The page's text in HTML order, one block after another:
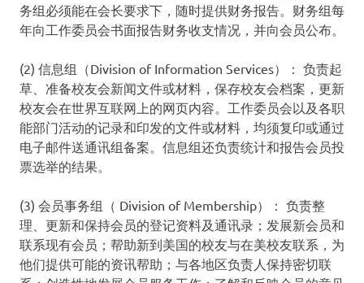
务组必须能在会长要求下，随时提供财务报告。财务组每
年向工作委员会书面报告财务收支情况，并向会员公布。
(2) 信息组（Division of Information Services）： 负责起
草、准备校友会新闻文件或材料，保存校友会档案，更新
校友会在世界互联网上的网页内容。工作委员会以及各职
能部门活动的记录和印发的文件或材料，均须复印或通过
电子邮件送通讯组备案。信息组还负责统计和报告会员投
票选举的结果。
(3) 会员事务组（ Division of Membership）： 负责整
理、更新和保持会员的登记资料及通讯录；发展新会员和
联系现有会员；帮助新到美国的校友与在美校友联系，为
他们提供可能的资讯帮助；与各地区负责人保持密切联